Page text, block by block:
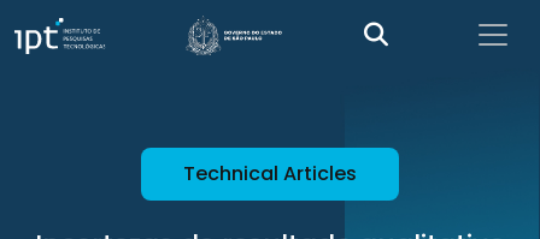
Technical Articles